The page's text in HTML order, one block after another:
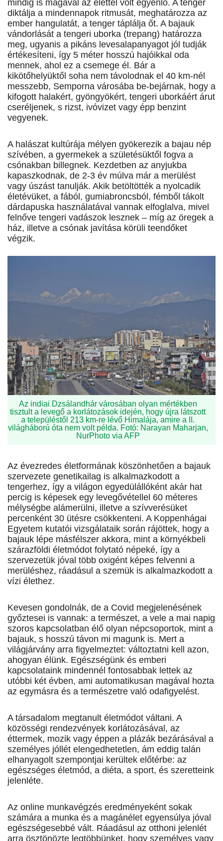
mindig is magával az élettel volt egyenlő. A tenger
diktálja a mindennapok ritmusát, meghatározza az
ember hangulatát, a tenger táplálja őt. A bajauk
vándorlását a tengeri uborka (trepang) határozza
meg, ugyanis a pikáns leves­alap­anyagot jól tudják
értékesíteni, így 5 méter hosszú hajóikkal oda
mennek, ahol ez a csemege él. Bár a
kikötőhelyüktől soha nem távolodnak el 40 km-nél
messzebb, Sem­porna városába be-bejárnak, hogy a
kifogott halakért, gyöngyökért, tengeri uborkáért árut
cseréljenek, s rizst, ivóvizet vagy épp benzint
vegyenek.
A halászat kultúrája mélyen gyökerezik a bajau nép
szívében, a gyermekek a születésüktől fogva a
csónakban billegnek. Kezdetben az anyjukba
kapaszkodnak, de 2-3 év múlva már a merülést
vagy úszást tanulják. Akik betöltötték a nyolcadik
életévüket, a fából, gumiabroncsból, fémből tákolt
dárdapuska használatával vannak elfoglalva, mivel
felnőve tengeri vadászok lesznek – míg az öregek a
ház, illetve a csónak javítása körüli teendőket
végzik.
Az indiai Dzsálandhár városában olyan mértékben
tisztult a levegő a korlátozások idején, hogy újra látszott
a településtől 213 km-re lévő Himalája, amire a II.
világháború óta nem volt példa. Fotó: Narayan Maharjan,
NurPhoto via AFP
Az évezredes életformának köszönhetően a bajauk
szervezete genetikailag is alkalmazkodott a
tengerhez, így a világon egyedülállóként akár hat
percig is képesek egy levegővétellel 60 méteres
mélységbe alámerülni, illetve a szívverésüket
percenként 30 ütésre csökkenteni. A Koppenhágai
Egyetem kutatói vizsgálataik során rájöttek, hogy a
bajauk lépe másfélszer akkora, mint a környékbeli
szárazföldi életmódot folytató népeké, így a
szervezetük jóval több oxigént képes felvenni a
merüléshez, ráadásul a szemük is alkalmazkodott a
vízi élethez.
Kevesen gondolnák, de a Covid megjelenésének
győztesei is vannak: a természet, a vele a mai napig
szoros kapcsolatban élő olyan népcsoportok, mint a
bajauk, s hosszú távon mi magunk is. Mert a
világjárvány arra figyelmeztet: változtatni kell azon,
ahogyan élünk. Egészségünk és emberi
kapcsolataink mindennél fontosabbak lettek az
utóbbi két évben, ami automatikusan magával hozta
az egymásra és a természetre való odafigyelést.
A társadalom megtanult életmódot váltani. A
közösségi rendezvények korlátozásával, az
éttermek, mozik vagy éppen a plázák bezárásával a
személyes jóllét elengedhetetlen, ám eddig talán
elhanyagolt szempontjai kerültek előtérbe: az
egészséges életmód, a diéta, a sport, és szeretteink
jelenléte.
Az online munkavégzés eredményeként sokak
számára a munka és a magánélet egyensúlya jóval
egészségesebbé vált. Ráadásul az otthoni jelenlét
arra ösztönözte legtöbbünket, hogy személyes vagy